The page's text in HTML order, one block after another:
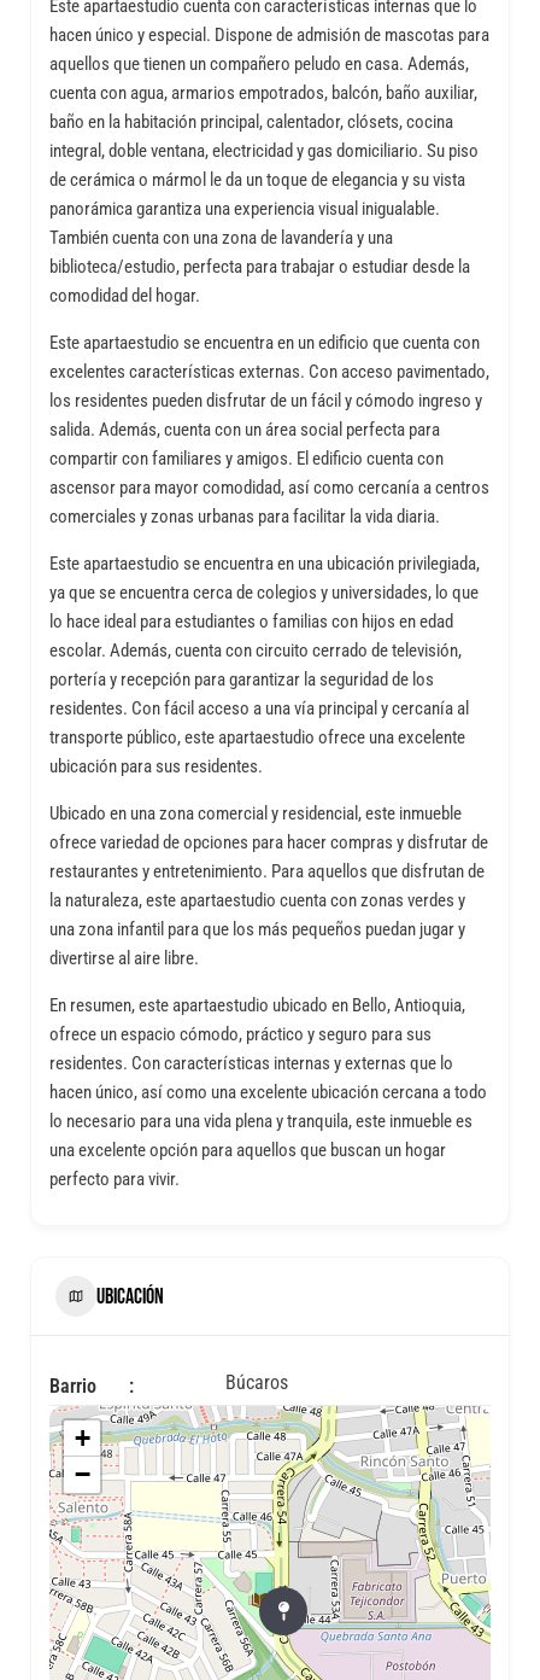
Este apartaestudio cuenta con características internas que lo
hacen único y especial. Dispone de admisión de mascotas para
aquellos que tienen un compañero peludo en casa. Además,
cuenta con agua, armarios empotrados, balcón, baño auxiliar,
baño en la habitación principal, calentador, clósets, cocina
integral, doble ventana, electricidad y gas domiciliario. Su piso
de cerámica o mármol le da un toque de elegancia y su vista
panorámica garantiza una experiencia visual inigualable.
También cuenta con una zona de lavandería y una
biblioteca/estudio, perfecta para trabajar o estudiar desde la
comodidad del hogar.
Este apartaestudio se encuentra en un edificio que cuenta con
excelentes características externas. Con acceso pavimentado,
los residentes pueden disfrutar de un fácil y cómodo ingreso y
salida. Además, cuenta con un área social perfecta para
compartir con familiares y amigos. El edificio cuenta con
ascensor para mayor comodidad, así como cercanía a centros
comerciales y zonas urbanas para facilitar la vida diaria.
Este apartaestudio se encuentra en una ubicación privilegiada,
ya que se encuentra cerca de colegios y universidades, lo que
lo hace ideal para estudiantes o familias con hijos en edad
escolar. Además, cuenta con circuito cerrado de televisión,
portería y recepción para garantizar la seguridad de los
residentes. Con fácil acceso a una vía principal y cercanía al
transporte público, este apartaestudio ofrece una excelente
ubicación para sus residentes.
Ubicado en una zona comercial y residencial, este inmueble
ofrece variedad de opciones para hacer compras y disfrutar de
restaurantes y entretenimiento. Para aquellos que disfrutan de
la naturaleza, este apartaestudio cuenta con zonas verdes y
una zona infantil para que los más pequeños puedan jugar y
divertirse al aire libre.
En resumen, este apartaestudio ubicado en Bello, Antioquia,
ofrece un espacio cómodo, práctico y seguro para sus
residentes. Con características internas y externas que lo
hacen único, así como una excelente ubicación cercana a todo
lo necesario para una vida plena y tranquila, este inmueble es
una excelente opción para aquellos que buscan un hogar
perfecto para vivir.
UBICACIÓN
Barrio Búcaros
+
−